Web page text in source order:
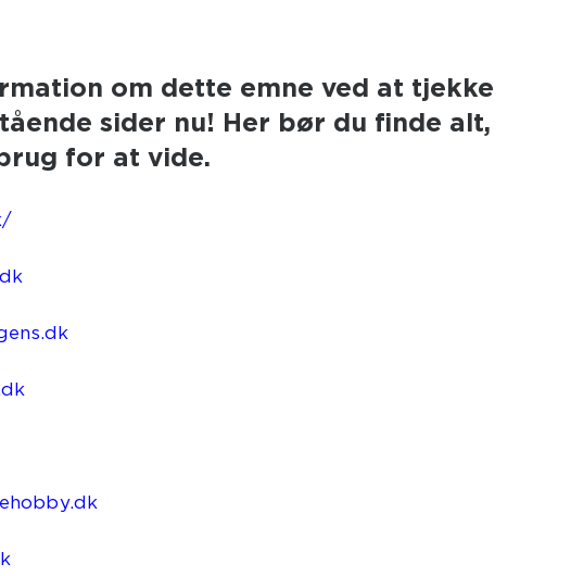
om dette emne ved at tjekke
sider nu! Her bør du finde alt,
for at vide.